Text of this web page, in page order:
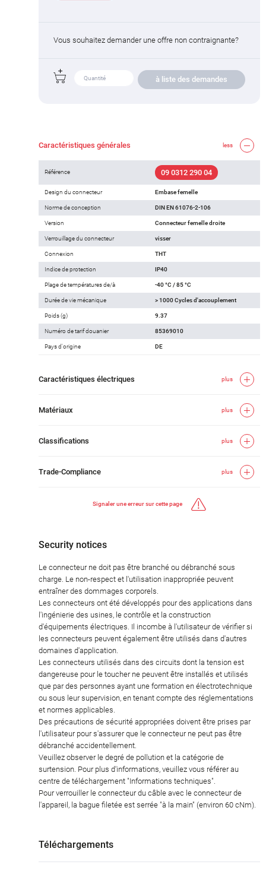
Vous souhaitez demander une offre non contraignante?
à liste des demandes
Caractéristiques générales less
Référence 09 0312 290 04
Design du connecteur Embase femelle
Norme de conception DIN EN 61076-2-106
Version Connecteur femelle droite
Verrouillage du connecteur visser
Connexion THT
Indice de protection IP40
Plage de températures de/à -40 °C / 85 °C
Durée de vie mécanique > 1000 Cycles d'accouplement
Poids (g) 9.37
Numéro de tarif douanier 85369010
Pays d'origine DE
Caractéristiques électriques plus
Matériaux plus
Classifications plus
Trade-Compliance plus
Signaler une erreur sur cette page
Security notices
Le connecteur ne doit pas être branché ou débranché sous
charge. Le non-respect et l'utilisation inappropriée peuvent
entraîner des dommages corporels.
Les connecteurs ont été développés pour des applications dans
l'ingénierie des usines, le contrôle et la construction
d'équipements électriques. Il incombe à l'utilisateur de vérifier si
les connecteurs peuvent également être utilisés dans d'autres
domaines d'application.
Les connecteurs utilisés dans des circuits dont la tension est
dangereuse pour le toucher ne peuvent être installés et utilisés
que par des personnes ayant une formation en électrotechnique
ou sous leur supervision, en tenant compte des réglementations
et normes applicables.
Des précautions de sécurité appropriées doivent être prises par
l'utilisateur pour s'assurer que le connecteur ne peut pas être
débranché accidentellement.
Veuillez observer le degré de pollution et la catégorie de
surtension. Pour plus d'informations, veuillez vous référer au
centre de téléchargement "Informations techniques".
Pour verrouiller le connecteur du câble avec le connecteur de
l'appareil, la bague filetée est serrée "à la main" (environ 60 cNm).
Téléchargements